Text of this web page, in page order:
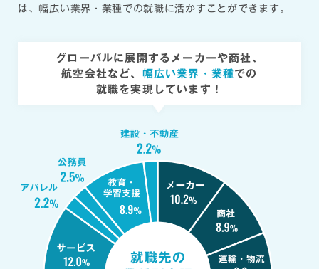
は、幅広い業界・業種での就職に活かすことができます。
グローバルに展開するメーカーや商社、
航空会社など、 幅広い業界・業種での
就職を実現しています！